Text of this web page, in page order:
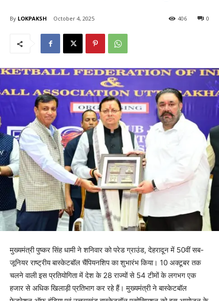
By LOKPAKSH October 4, 2025 0
406
मुख्यमंत्री पुष्कर सिंह धामी ने शनिवार को परेड ग्राउंड, देहरादून में 50वीं सब-
जूनियर राष्ट्रीय बास्केटबॉल चैंपियनशिप का शुभारंभ किया। 10 अक्टूबर तक
चलने वाली इस प्रतियोगिता में देश के 28 राज्यों से 54 टीमों के लगभग एक
हजार से अधिक खिलाड़ी प्रतिभाग कर रहे हैं। मुख्यमंत्री ने बास्केटबॉल